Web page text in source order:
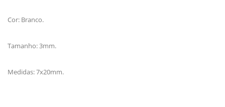
Cor: Branco.
Tamanho: 3mm.
Medidas: 7x20mm.